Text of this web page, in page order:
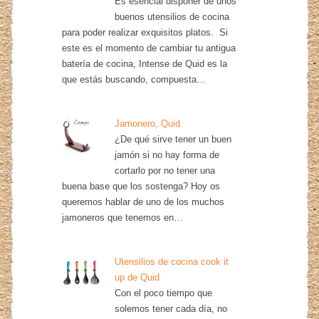
buenos utensilios de cocina
para poder realizar exquisitos platos. Si
este es el momento de cambiar tu antigua
batería de cocina, Intense de Quid es la
que estás buscando, compuesta…
Jamonero, Quid
¿De qué sirve tener un buen
jamón si no hay forma de
cortarlo por no tener una
buena base que los sostenga? Hoy os
queremos hablar de uno de los muchos
jamoneros que tenemos en…
Utensilios de cocina cook it
up de Quid
Con el poco tiempo que
solemos tener cada día, no